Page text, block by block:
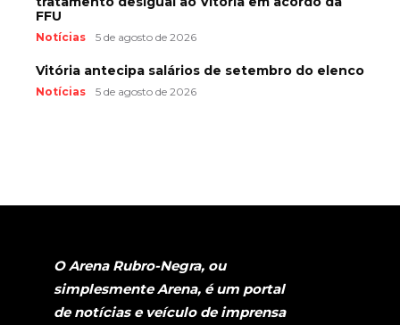
FFU
Notícias 5 de agosto de 2026
Vitória antecipa salários de setembro do elenco
Notícias 5 de agosto de 2026
O Arena Rubro-Negra, ou
simplesmente Arena, é um portal
de notícias e veículo de imprensa